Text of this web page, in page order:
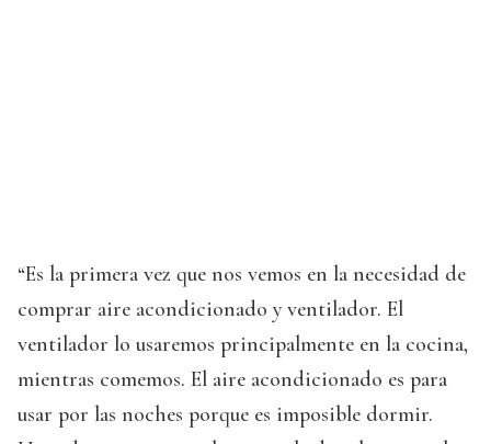
“Es la primera vez que nos vemos en la necesidad de
comprar aire acondicionado y ventilador. El
ventilador lo usaremos principalmente en la cocina,
mientras comemos. El aire acondicionado es para
usar por las noches porque es imposible dormir.